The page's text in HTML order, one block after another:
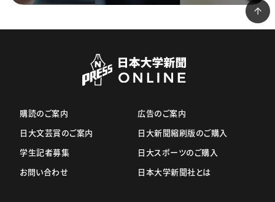
購読のご案内
日大文芸賞のご案内
学生記者募集
お問い合わせ
広告のご案内
日大新聞縮刷版のご購入
日大スポーツのご購入
日本大学新聞社とは